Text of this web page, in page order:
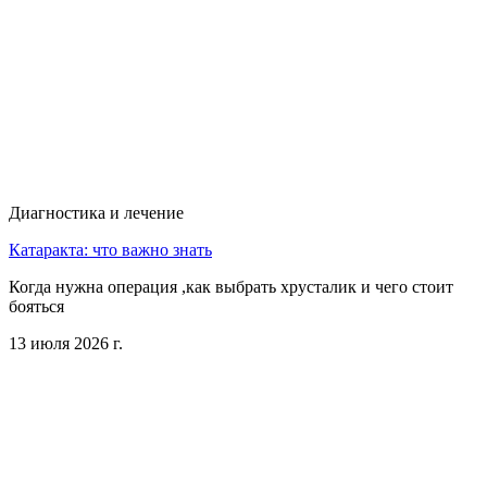
Диагностика и лечение
Катаракта: что важно знать
Когда нужна операция ,как выбрать хрусталик и чего стоит
бояться
13 июля 2026 г.